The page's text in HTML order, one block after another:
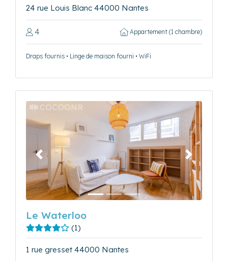
24 rue Louis Blanc 44000 Nantes
4 Appartement (1 chambre)
Draps fournis • Linge de maison fourni • WiFi
Précédent Suivant
Le Waterloo
(1)
1 rue gresset 44000 Nantes